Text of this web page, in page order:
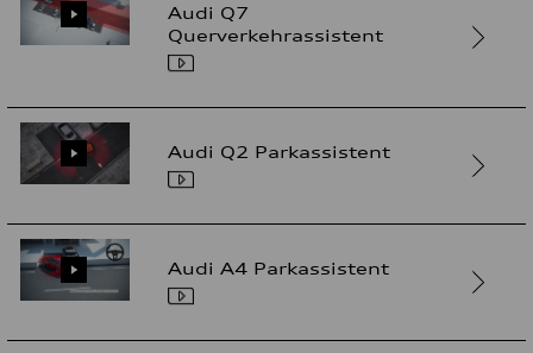
Audi Q7
Querverkehrassistent
Audi Q2 Parkassistent
Audi A4 Parkassistent